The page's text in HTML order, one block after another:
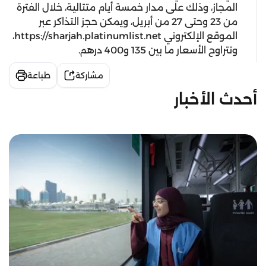
المجاز، وذلك على مدار خمسة أيام متتالية، خلال الفترة
من 23 وحتى 27 من أبريل، ويمكن حجز التذاكر عبر
الموقع الإلكتروني https://sharjah.platinumlist.net،
وتتراوح الأسعار ما بين 135 و400 درهم.
مشاركة طباعة
أحدث الأخبار